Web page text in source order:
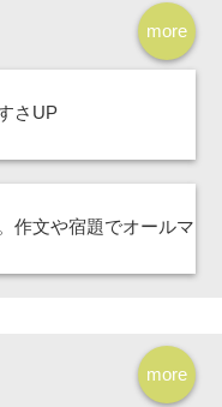
more
さUP
作文や宿題でオールマ
more